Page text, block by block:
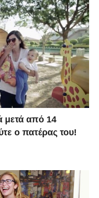
μετά από 14
ο πατέρας του!